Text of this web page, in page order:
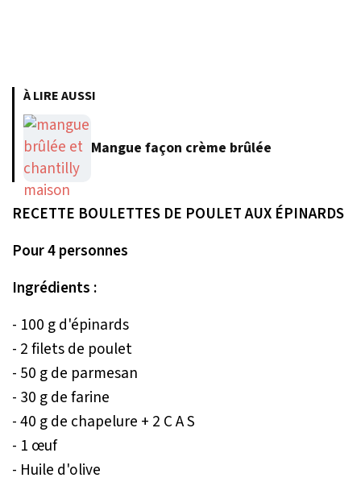
À LIRE AUSSI
Mangue façon crème brûlée
RECETTE BOULETTES DE POULET AUX ÉPINARDS
Pour 4 personnes
Ingrédients :
- 100 g d'épinards
- 2 filets de poulet
- 50 g de parmesan
- 30 g de farine
- 40 g de chapelure + 2 C A S
- 1 œuf
- Huile d'olive